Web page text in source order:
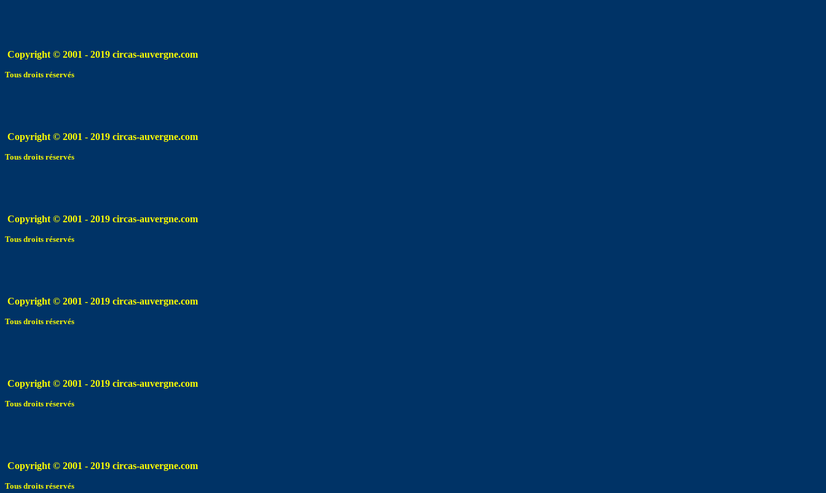
Copyright © 2001 - 2019 circas-auvergne.com
Tous droits réservés
Copyright © 2001 - 2019 circas-auvergne.com
Tous droits réservés
Copyright © 2001 - 2019 circas-auvergne.com
Tous droits réservés
Copyright © 2001 - 2019 circas-auvergne.com
Tous droits réservés
Copyright © 2001 - 2019 circas-auvergne.com
Tous droits réservés
Copyright © 2001 - 2019 circas-auvergne.com
Tous droits réservés